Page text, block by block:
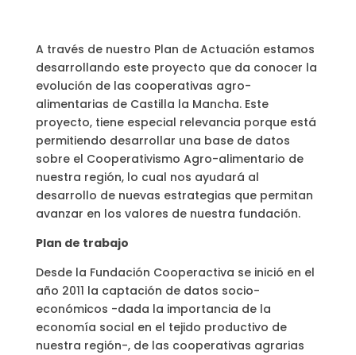
A través de nuestro Plan de Actuación estamos
desarrollando este proyecto que da conocer la
evolución de las cooperativas agro-
alimentarias de Castilla la Mancha. Este
proyecto, tiene especial relevancia porque está
permitiendo desarrollar una base de datos
sobre el Cooperativismo Agro-alimentario de
nuestra región, lo cual nos ayudará al
desarrollo de nuevas estrategias que permitan
avanzar en los valores de nuestra fundación.
Plan de trabajo
Desde la Fundación Cooperactiva se inició en el
año 2011 la captación de datos socio-
económicos -dada la importancia de la
economía social en el tejido productivo de
nuestra región-, de las cooperativas agrarias